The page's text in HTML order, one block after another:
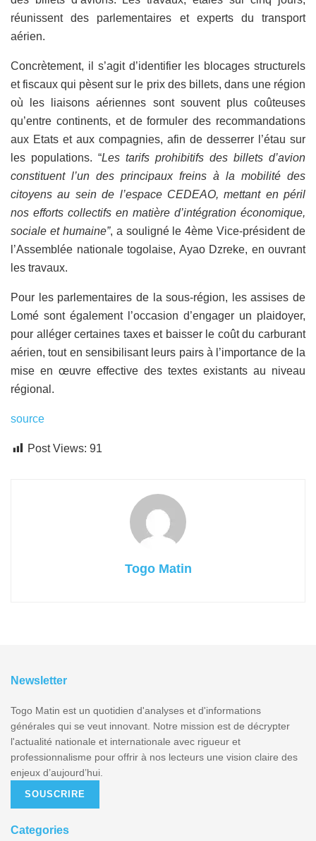
réunissent des parlementaires et experts du transport
aérien.
Concrètement, il s’agit d’identifier les blocages structurels
et fiscaux qui pèsent sur le prix des billets, dans une région
où les liaisons aériennes sont souvent plus coûteuses
qu’entre continents, et de formuler des recommandations
aux Etats et aux compagnies, afin de desserrer l’étau sur
les populations. “Les tarifs prohibitifs des billets d’avion
constituent l’un des principaux freins à la mobilité des
citoyens au sein de l’espace CEDEAO, mettant en péril
nos efforts collectifs en matière d’intégration économique,
sociale et humaine”, a souligné le 4ème Vice-président de
l’Assemblée nationale togolaise, Ayao Dzreke, en ouvrant
les travaux.
Pour les parlementaires de la sous-région, les assises de
Lomé sont également l’occasion d’engager un plaidoyer,
pour alléger certaines taxes et baisser le coût du carburant
aérien, tout en sensibilisant leurs pairs à l’importance de la
mise en œuvre effective des textes existants au niveau
régional.
source
Post Views: 91
Togo Matin
Newsletter
Togo Matin est un quotidien d'analyses et d'informations
générales qui se veut innovant. Notre mission est de décrypter
l'actualité nationale et internationale avec rigueur et
professionnalisme pour offrir à nos lecteurs une vision claire des
enjeux d’aujourd’hui.
SOUSCRIRE
Categories